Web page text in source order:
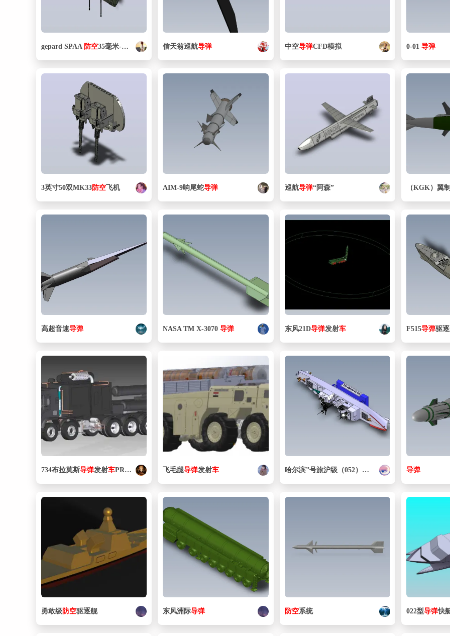
gepard SPAA 防空35毫米-概念 信天翁巡航导弹 中空导弹CFD模拟 0-01导弹
3英寸50双MK33防空飞机 AIM-9响尾蛇导弹 巡航导弹“阿森” （KGK）翼
高超音速导弹 NASA TM X-3070导弹 东风21D导弹发射车 F515导弹驱
734布拉莫斯导弹发射车PROE设计 飞毛腿导弹发射车 哈尔滨”号旅沪级（052）
导弹 驱逐舰 导弹
勇敢级防空驱逐舰 东风洲际导弹 防空系统 022型导弹快